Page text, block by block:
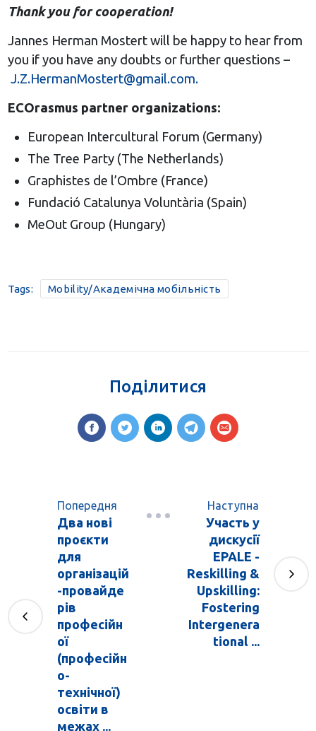
Thank you for cooperation!
Jannes Herman Mostert will be happy to hear from
you if you have any doubts or further questions –
J.Z.HermanMostert@gmail.com.
ECOrasmus partner organizations:
European Intercultural Forum (Germany)
The Tree Party (The Netherlands)
Graphistes de l’Ombre (France)
Fundació Catalunya Voluntària (Spain)
MeOut Group (Hungary)
Tags: Mobility/Академічна мобільність
Поділитися
Попередня
Два нові
проєкти
для
організацій
-провайде
рів
професійн
ої
(професійн
о-
технічної)
освіти в
межах ...
Наступна
Участь у
дискусії
EPALE -
Reskilling &
Upskilling:
Fostering
Intergenera
tional ...